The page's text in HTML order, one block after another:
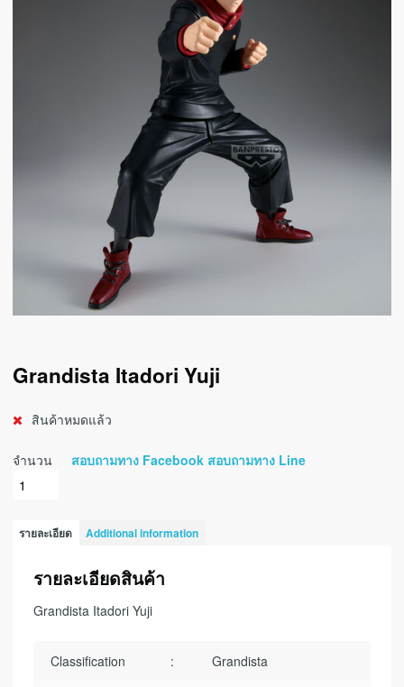
Grandista Itadori Yuji
สินค้าหมดแล้ว
จำนวน สอบถามทาง Facebookสอบถามทาง Line
รายละเอียด Additional information
รายละเอียดสินค้า
Grandista Itadori Yuji
Classification : Grandista